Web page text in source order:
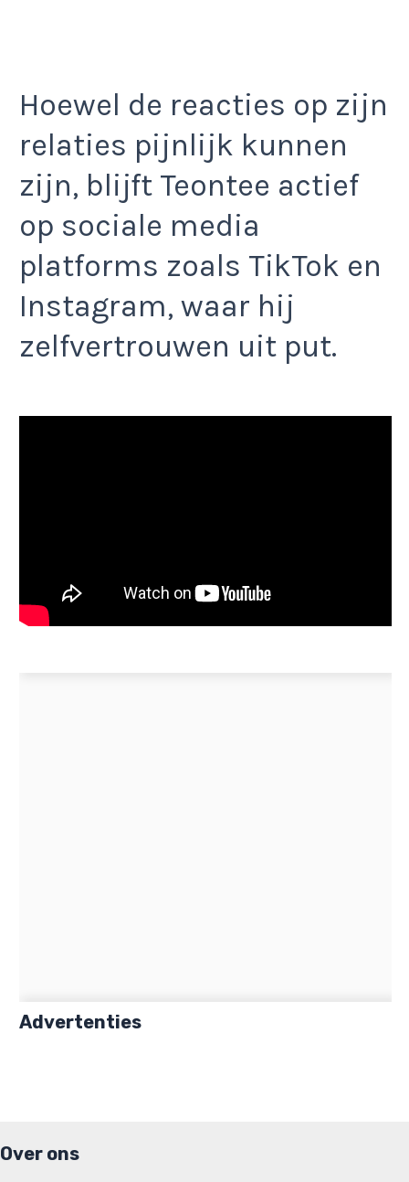
Hoewel de reacties op zijn
relaties pijnlijk kunnen
zijn, blijft Teontee actief
op sociale media
platforms zoals TikTok en
Instagram, waar hij
zelfvertrouwen uit put.
Advertenties
Over ons